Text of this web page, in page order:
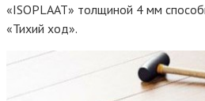
«ISOPLAAT» толщиной 4 мм
«Тихий ход».